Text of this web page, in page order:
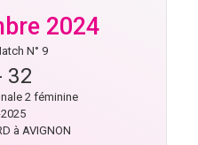
2024
N° 9
32
2 féminine
à AVIGNON